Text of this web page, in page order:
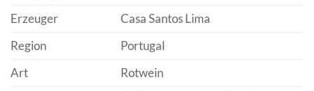
Erzeuger
Casa Santos Lima
Region
Portugal
Art
Rotwein